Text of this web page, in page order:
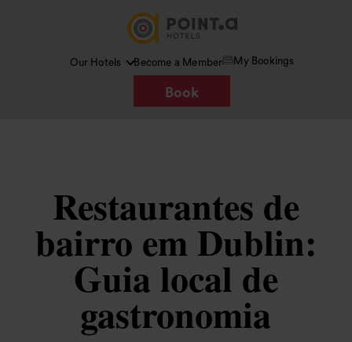
Our Hotels Become a Member My Bookings
Book
Restaurantes de
bairro em Dublin:
Guia local de
gastronomia